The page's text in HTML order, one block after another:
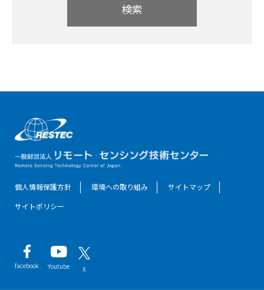
検索
個人情報保護方針 環境への取り組み
サイトマップ
サイトポリシー
facebook Youtube X